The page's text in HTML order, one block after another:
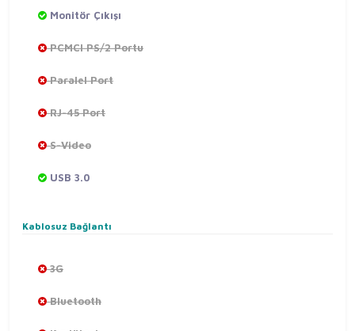
Monitör Çıkışı
PCMCI PS/2 Portu
Paralel Port
RJ-45 Port
S-Video
USB 3.0
Kablosuz Bağlantı
3G
Bluetooth